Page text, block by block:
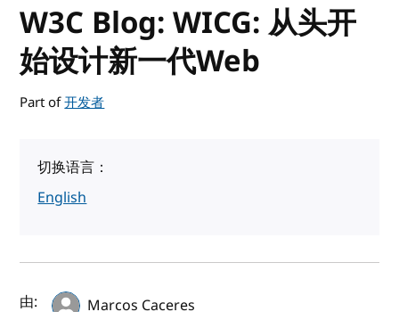
W3C Blog: WICG: 从头开
始设计新一代Web
Part of开发者
切换语言：
English
作者及发布日期
由:
Marcos Caceres